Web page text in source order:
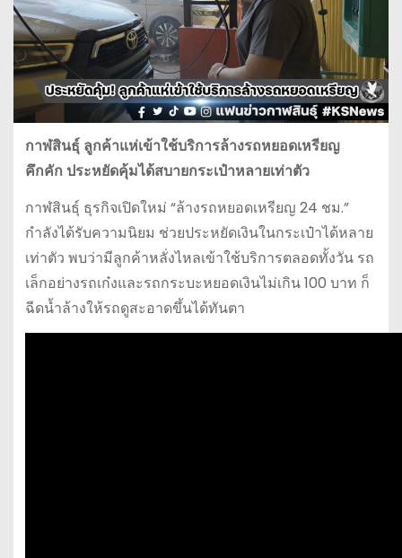
กาฬสินธุ์ ลูกค้าแห่เข้าใช้บริการล้างรถหยอดเหรียญ
คึกคัก ประหยัดคุ้มได้สบายกระเป๋าหลายเท่าตัว
กาฬสินธุ์ ธุรกิจเปิดใหม่ “ล้างรถหยอดเหรียญ 24 ชม.”
กำลังได้รับความนิยม ช่วยประหยัดเงินในกระเป๋าได้หลาย
เท่าตัว พบว่ามีลูกค้าหลั่งไหลเข้าใช้บริการตลอดทั้งวัน รถ
เล็กอย่างรถเก๋งและรถกระบะหยอดเงินไม่เกิน 100 บาท ก็
ฉีดน้ำล้างให้รถดูสะอาดขึ้นได้ทันตา